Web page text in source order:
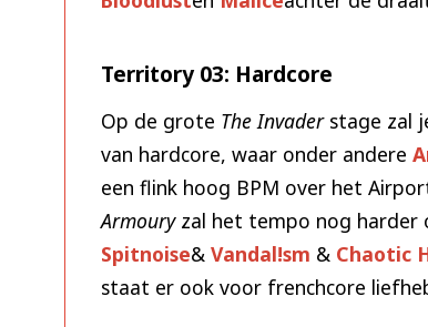
Territory 03: Hardcore
Op de grote The Invader stage zal
van hardcore, waar onder andere
een flink hoog BPM over het
Armoury zal het tempo nog harder
Spitnoise& Vandal!sm & Chaotic
staat er ook voor frenchcore